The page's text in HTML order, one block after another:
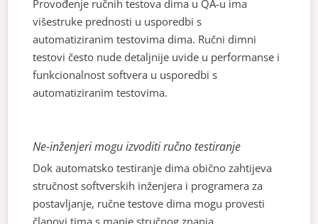
Provođenje ručnih testova dima u QA-u ima
višestruke prednosti u usporedbi s
automatiziranim testovima dima. Ručni dimni
testovi često nude detaljnije uvide u performanse i
funkcionalnost softvera u usporedbi s
automatiziranim testovima.
Ne-inženjeri mogu izvoditi ručno testiranje
Dok automatsko testiranje dima obično zahtijeva
stručnost softverskih inženjera i programera za
postavljanje, ručne testove dima mogu provesti
članovi tima s manje stručnog znanja.